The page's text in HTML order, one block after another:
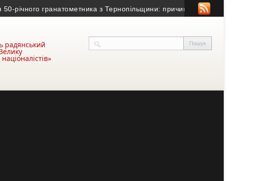
гранатометника з Тернопільщини: причина смерті – гостра серцево-
радянський